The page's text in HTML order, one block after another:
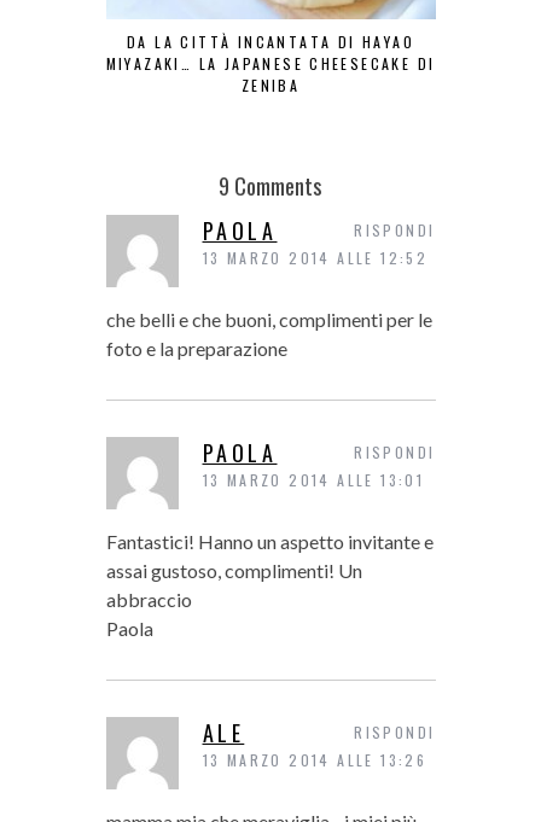
DA LA CITTÀ INCANTATA DI HAYAO
MIYAZAKI… LA JAPANESE CHEESECAKE DI
ZENIBA
9 Comments
PAOLA
13 MARZO 2014 ALLE 12:52
che belli e che buoni, complimenti per le
foto e la preparazione
RISPONDI
PAOLA
13 MARZO 2014 ALLE 13:01
Fantastici! Hanno un aspetto invitante e
assai gustoso, complimenti! Un
abbraccio
Paola
RISPONDI
ALE
13 MARZO 2014 ALLE 13:26
RISPONDI